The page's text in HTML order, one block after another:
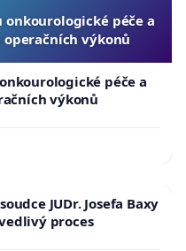
onkourologické péče a
výkonů
péče a
výkonů
JUDr. Josefa Baxy
proces